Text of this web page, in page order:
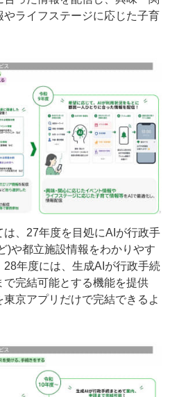
ライフステージに応じた子育
は、27年度を目処にAIが行政手
)や都立施設情報をわかりやす
28年度には、生成AIが行政手続
で完結可能とする機能を提供
京アプリだけで完結できるよ